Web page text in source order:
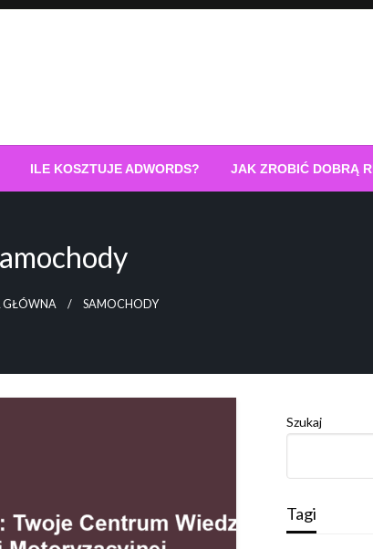
ILE KOSZTUJE ADWORDS? JAK ZROBIĆ DOBRĄ
GŁÓWNA SAMOCHODY
Szukaj
Tagi